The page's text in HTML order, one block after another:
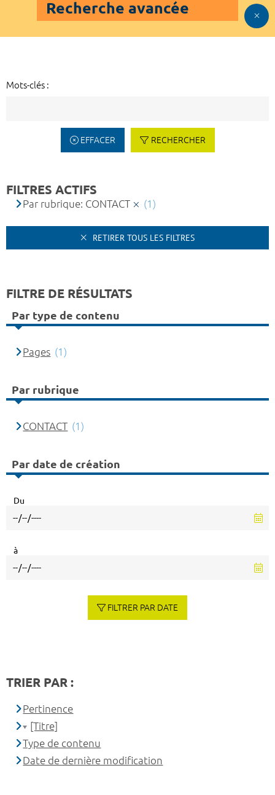
Recherche avancée
Mots-clés :
EFFACER RECHERCHER
FILTRES ACTIFS
Par rubrique: CONTACT (1)
RETIRER TOUS LES FILTRES
FILTRE DE RÉSULTATS
Par type de contenu
Pages (1)
Par rubrique
CONTACT (1)
Par date de création
Du
à
FILTRER PAR DATE
TRIER PAR :
Pertinence
[Titre]
Type de contenu
Date de dernière modification